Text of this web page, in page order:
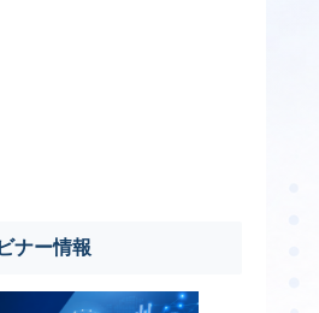
ナー情報